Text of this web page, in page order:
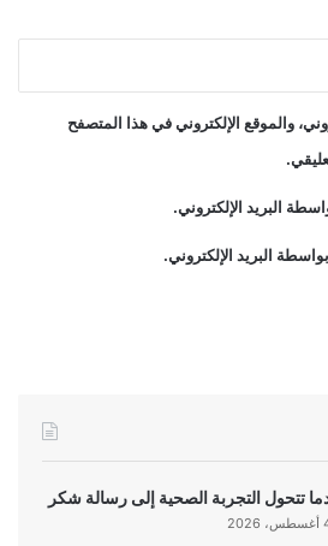
والموقع الإلكتروني في هذا المتصفح
البريد الإلكتروني.
البريد الإلكتروني.
تتحول التجربة الصحية إلى رسالة شكر
2026